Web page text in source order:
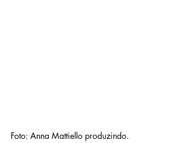
Foto: Anna Mattiello produzindo.